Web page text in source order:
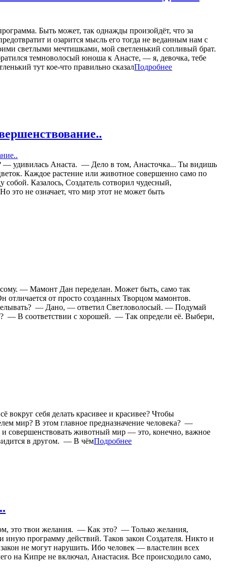
Быть может, так однажды произойдёт, что за
и озарится мысль его тогда не веданным нам с
светлыми мечтишками, мой светленький сопливый брат.
темноволосый юноша к Анасте, — я, девочка, тебе
тут кое-что правильно сказалПодробнее
— удивилась Анаста. — Дело в том, Анасточка... Ты видишь
Каждое растение или животное совершенно само по
Казалось, Создатель сотворил чудесный,
не означает, что мир этот не может быть
— Мамонт Дан переделан. Может быть, само так
отличается от просто созданных Творцом мамонтов.
— Дано, — ответил Светловолосый. — Подумай
— В соответствии с хорошей. — Так определи её. Выбери,
вокруг себя делать красивее и красивее? Чтобы
мир? В этом главное предназначение человека? —
совершенствовать животный мир — это, конечно, важное
в другом. — В чёмПодробнее
это твои желания. — Как это? — Только желания,
иную программу действий. Таков закон Создателя. Никто и
не могут нарушить. Ибо человек — властелин всех
на Кипре не включал, Анастасия. Все происходило само,